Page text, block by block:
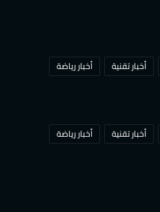
أخبار تقنية
أخبار رياضة
أخبار تقنية
أخبار رياضة